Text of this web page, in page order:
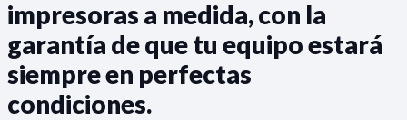
impresoras a medida, con la
garantía de que tu equipo estará
siempre en perfectas
condiciones.